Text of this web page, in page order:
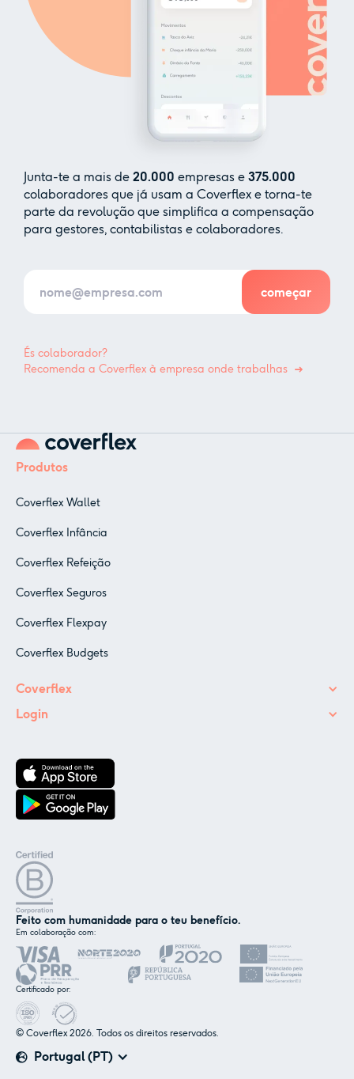
Junta-te a mais de 20.000 empresas e 375.000
colaboradores que já usam a Coverflex e torna-te
parte da revolução que simplifica a compensação
para gestores, contabilistas e colaboradores.
És colaborador?
Recomenda a Coverflex à empresa onde trabalhas
Produtos
Coverflex Wallet
Coverflex Infância
Coverflex Refeição
Coverflex Seguros
Coverflex Flexpay
Coverflex Budgets
Coverflex
Login
Feito com humanidade para o teu benefício.
Em colaboração com:
Certificado por:
Portugal (PT)
© Coverflex 2026. Todos os direitos reservados.
Nós e os nossos parceiros usamos cookies ou
tecnologias semelhantes, conforme
mencionado na